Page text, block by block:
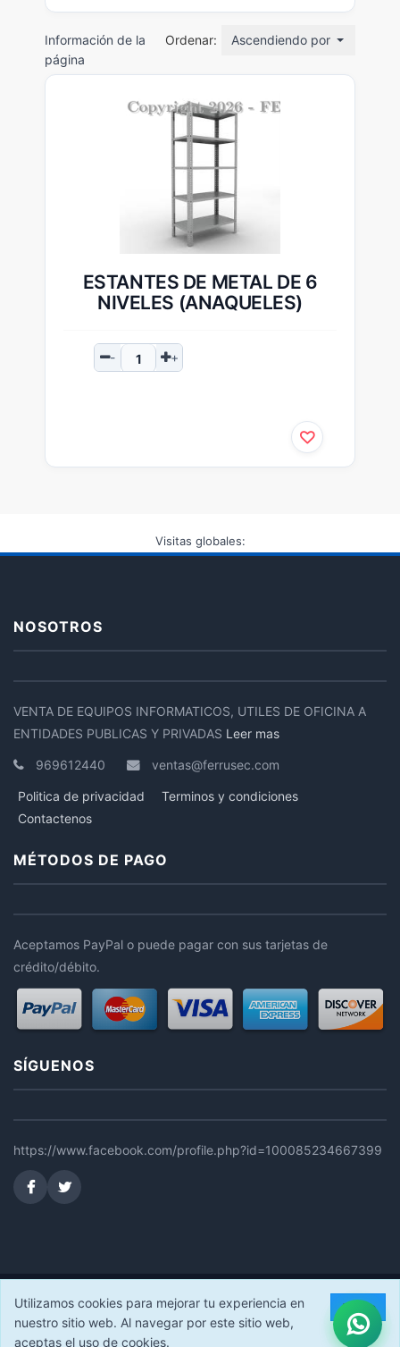
Ordenar: Ascendiendo por nombre
Información de la
página
ESTANTES DE METAL DE 6
NIVELES (ANAQUELES)
NOSOTROS
VENTA DE EQUIPOS INFORMATICOS, UTILES DE OFICINA A
ENTIDADES PUBLICAS Y PRIVADAS Leer mas
969612440 ventas@ferrusec.com
Politica de privacidad
Terminos y condiciones
Contactenos
MÉTODOS DE PAGO
Aceptamos PayPal o puede pagar con sus tarjetas de
crédito/débito.
SÍGUENOS
https://www.facebook.com/profile.php?id=100085234667399
© 2026 FERRUSEC STORE. Todos los derechos reservados.
Acepto
Utilizamos cookies para mejorar tu experiencia en
nuestro sitio web. Al navegar por este sitio web,
aceptas el uso de cookies.
Visitas globales: